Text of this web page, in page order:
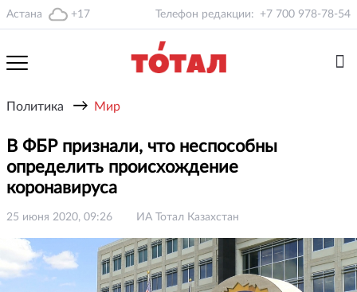
Астана +17 Телефон редакции: +7 700 978-78-54
Политика → Мир
В ФБР признали, что неспособны
определить происхождение
коронавируса
25 июня 2020, 09:26 ИА Тотал Казахстан